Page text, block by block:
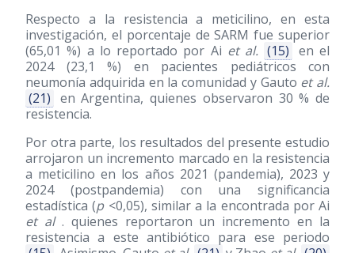
Respecto a la resistencia a meticilino, en esta
investigación, el porcentaje de SARM fue superior
(65,01 %) a lo reportado por Ai et al. (15) en el
2024 (23,1 %) en pacientes pediátricos con
neumonía adquirida en la comunidad y Gauto et al.
(21) en Argentina, quienes observaron 30 % de
resistencia.
Por otra parte, los resultados del presente estudio
arrojaron un incremento marcado en la resistencia
a meticilino en los años 2021 (pandemia), 2023 y
2024 (postpandemia) con una significancia
estadística (p<0,05), similar a la encontrada por Ai
et al. quienes reportaron un incremento en la
resistencia a este antibiótico para ese periodo